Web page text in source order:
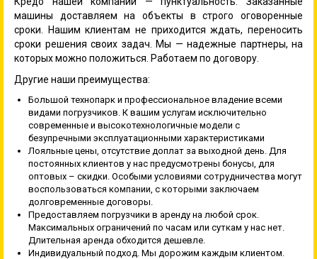
машины доставляем на объекты в строго оговоренные
сроки. Нашим клиентам не приходится ждать, переносить
сроки решения своих задач. Мы — надежные партнеры, на
которых можно положиться. Работаем по договору.
Другие наши преимущества:
Большой технопарк и профессиональное владение всеми
видами погрузчиков. К вашим услугам исключительно
современные и высокотехнологичные модели с
безупречными эксплуатационными характеристиками
Лояльные цены, отсутствие доплат за выходной день. Для
постоянных клиентов у нас предусмотрены бонусы, для
оптовых – скидки. Особыми условиями сотрудничества могут
воспользоваться компании, с которыми заключаем
долговременные договоры.
Предоставляем погрузчики в аренду на любой срок.
Максимальных ограничений по часам или суткам у нас нет.
Длительная аренда обходится дешевле.
Индивидуальный подход. Мы дорожим каждым клиентом.